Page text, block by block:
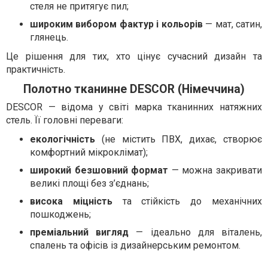
стеля не притягує пил;
широким вибором фактур і кольорів— мат, сатин,
глянець.
Це рішення для тих, хто цінує сучасний дизайн та
практичність.
Полотно тканинне DESCOR (Німеччина)
DESCOR — відома у світі марка тканинних натяжних
стель. Її головні переваги:
екологічність (не містить ПВХ, дихає, створює
комфортний мікроклімат);
широкий безшовний формат — можна закривати
великі площі без з’єднань;
висока міцність та стійкість до механічних
пошкоджень;
преміальний вигляд — ідеально для віталень,
спалень та офісів із дизайнерським ремонтом.